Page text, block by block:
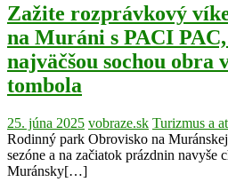
Zažite rozprávkový
na Muráni s PACI
najväčšou sochou obra
tombola
25. júna 2025 vobraze.sk Turizmus a
Rodinný park Obrovisko na
sezóne a na začiatok prázdnin navyše
Muránsky[…]